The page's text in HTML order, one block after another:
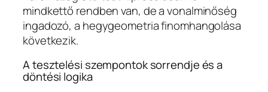
mindkettő rendben van, de a vonalminőség
ingadozó, a hegygeometria finomhangolása
következik.
A tesztelési szempontok sorrendje és a
döntési logika